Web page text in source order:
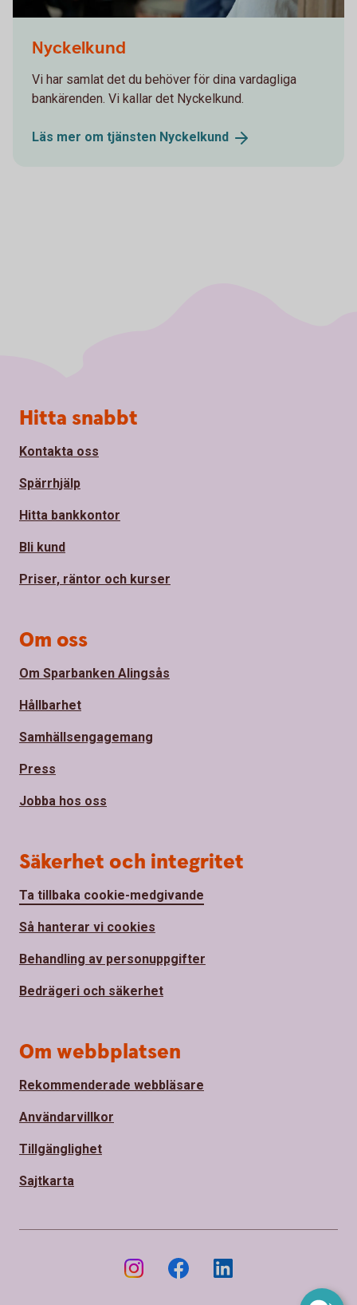
Nyckelkund
Vi har samlat det du behöver för dina vardagliga
bankärenden. Vi kallar det Nyckelkund.
Läs mer om tjänsten Nyckelkund
Sidfot
Hitta snabbt
Kontakta oss
Spärrhjälp
Hitta bankkontor
Bli kund
Priser, räntor och kurser
Om oss
Om Sparbanken Alingsås
Hållbarhet
Samhällsengagemang
Press
Jobba hos oss
Säkerhet och integritet
Ta tillbaka cookie-medgivande
Så hanterar vi cookies
Behandling av personuppgifter
Bedrägeri och säkerhet
Om webbplatsen
Rekommenderade webbläsare
Användarvillkor
Tillgänglighet
Sajtkarta